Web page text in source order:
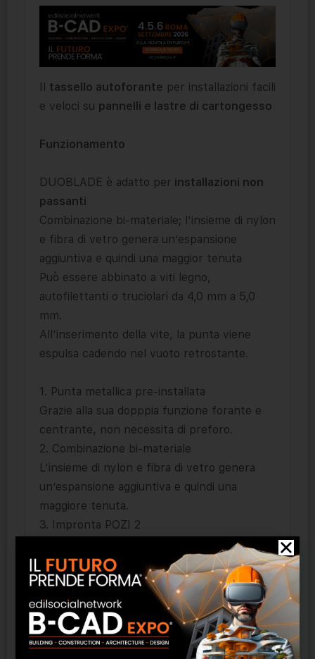
tassello autoforante per installazioni facili
e veloci su pannelli e lastre di cartongesso
Funzionamento
DUOBLADE è adatto per installazioni non
passanti
Combinazione bi-materiale; l’insieme di nylon
e fibra di vetro genera un’espansione
aggiuntiva e quindi una maggior tenuta
Può essere abbinato a viti legno,
autofilettanti o truciolari da 4,0 mm a 5,0
mm.
All’inserimento della vite, la punta viene
espulsa cadendo nel vuoto retrostante.
1. Punta metallica pre-installata
Grazie alla sua dopppia funzione forante e
centrante, non necessita di preforo.
2. Combinazione bi-materiale
L’insieme di nylon e fibra di vetro genera
un’espansione aggiuntiva e quindi una
maggiore tenuta.
3. Impronta POZI 2
L’impronta è uguale sul tassello e sulla vite
per un minor tempo di applicazione,
rendendo più veloce l’installazione nel
supporto.
4. La tripla punta fora i materiali rigidi.
5. Elica rinforzata